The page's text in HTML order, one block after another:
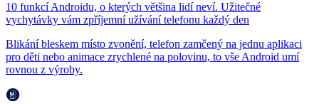
10 funkcí Androidu, o kterých většina lidí neví. Užitečné
vychytávky vám zpříjemní užívání telefonu každý den
Blikání bleskem místo zvonění, telefon zamčený na jednu aplikaci
pro děti nebo animace zrychlené na polovinu, to vše Android umí
rovnou z výroby.